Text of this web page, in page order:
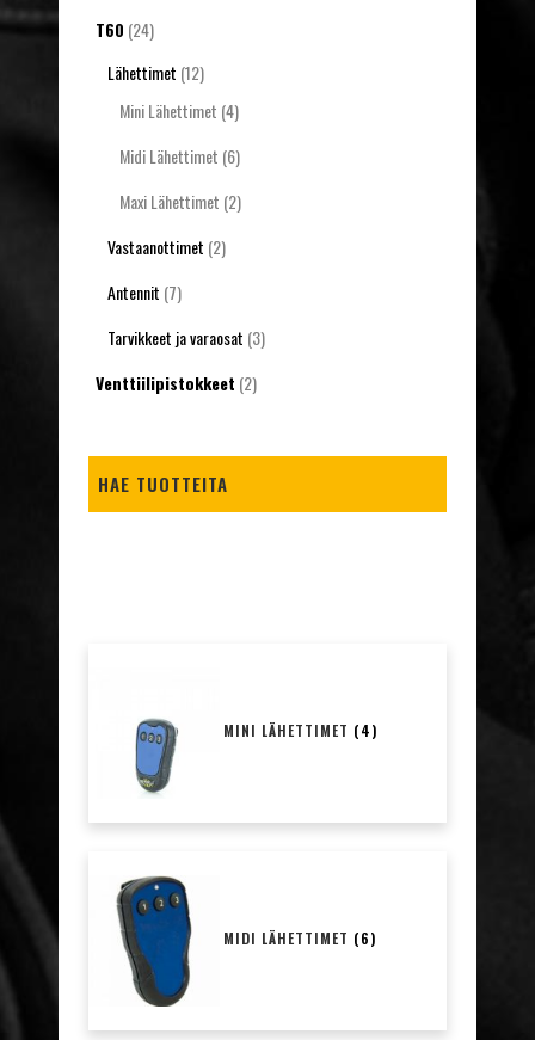
T60 (24)
Lähettimet (12)
Mini Lähettimet (4)
Midi Lähettimet (6)
Maxi Lähettimet (2)
Vastaanottimet (2)
Antennit (7)
Tarvikkeet ja varaosat (3)
Venttiilipistokkeet (2)
HAE TUOTTEITA
MINI LÄHETTIMET (4)
MIDI LÄHETTIMET (6)